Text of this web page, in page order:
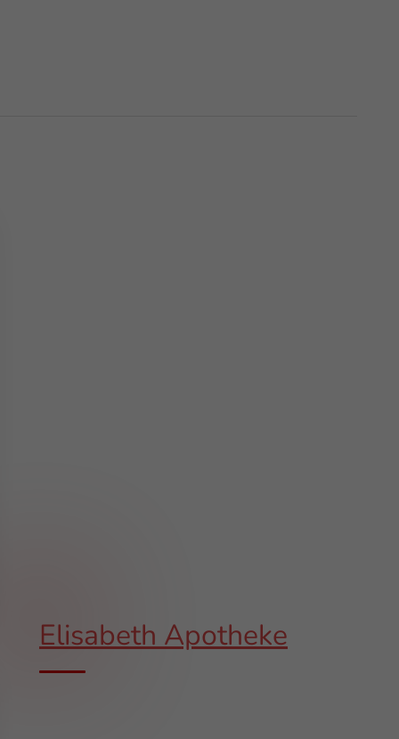
Elisabeth Apotheke